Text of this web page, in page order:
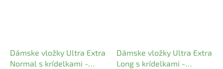
Dámske vložky Ultra Extra
Normal s krídelkami -
Dámske vložky Ultra Extra
Long s krídelkami -